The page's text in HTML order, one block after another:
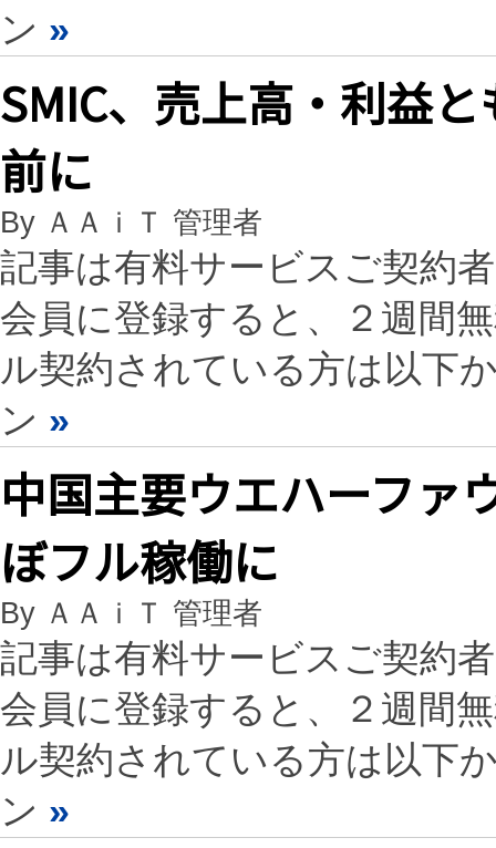
ン »
SMIC、売上高・利益
前に
By ＡＡｉＴ 管理者
記事は有料サービスご契約
会員に登録すると、２週間
ル契約されている方は以下
ン »
中国主要ウエハーファ
ぼフル稼働に
By ＡＡｉＴ 管理者
記事は有料サービスご契約
会員に登録すると、２週間
ル契約されている方は以下
ン »